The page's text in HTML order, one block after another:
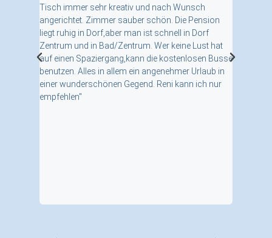
Tisch immer sehr kreativ und nach Wunsch
angerichtet. Zimmer sauber schön. Die Pension
liegt ruhig in Dorf,aber man ist schnell in Dorf
Zentrum und in Bad/Zentrum. Wer keine Lust hat
auf einen Spaziergang,kann die kostenlosen Busse
benutzen. Alles in allem ein angenehmer Urlaub in
einer wunderschönen Gegend. Reni kann ich nur
empfehlen"